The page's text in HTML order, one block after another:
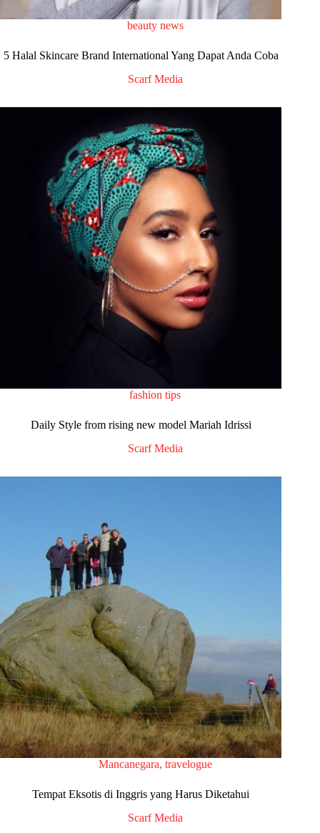
beauty news
5 Halal Skincare Brand International Yang Dapat Anda Coba
Scarf Media
fashion tips
Daily Style from rising new model Mariah Idrissi
Scarf Media
Mancanegara, travelogue
Tempat Eksotis di Inggris yang Harus Diketahui
Scarf Media